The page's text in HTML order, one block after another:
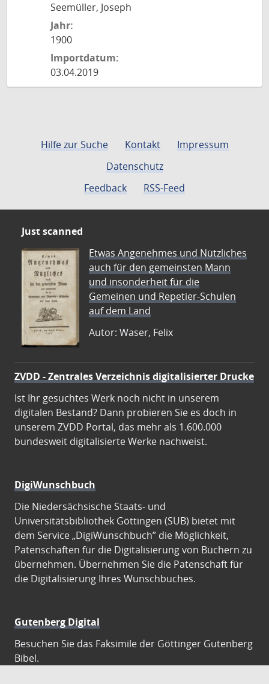
Seemüller, Joseph
Jahr:
1900
Importdatum:
03.04.2019
Hilfe zur Suche Kontakt
Impressum
Datenschutz
Feedback
RSS-Feed
Just scanned
Etwas Angenehmes und Nützliches
auch für den gemeinsten Mann
und insonderheit für die
Gemeinen und Repetier-Schulen
auf dem Land
Autor: Waser, Felix
ZVDD - Zentrales Verzeichnis digitalisierter Drucke
Ist Ihr gesuchtes Werk noch nicht in unserem
digitalen Bestand? Dann probieren Sie es doch in
unserem ZVDD Portal, das mehr als 1.600.000
bundesweit digitalisierte Werke nachweist.
DigiWunschbuch
Die Niedersächsische Staats- und
Universitätsbibliothek Göttingen (SUB) bietet mit
dem Service „DigiWunschbuch” die Möglichkeit,
Patenschaften für die Digitalisierung von Büchern zu
übernehmen. Übernehmen Sie die Patenschaft für
die Digitalisierung Ihres Wunschbuches.
Gutenberg Digital
Besuchen Sie das Faksimile der Göttinger Gutenberg
Bibel.